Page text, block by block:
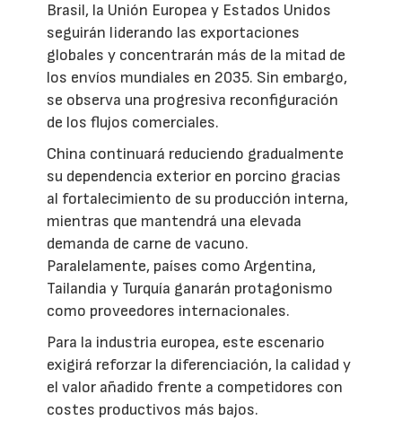
Brasil, la Unión Europea y Estados Unidos
seguirán liderando las exportaciones
globales y concentrarán más de la mitad de
los envíos mundiales en 2035. Sin embargo,
se observa una progresiva reconfiguración
de los flujos comerciales.
China continuará reduciendo gradualmente
su dependencia exterior en porcino gracias
al fortalecimiento de su producción interna,
mientras que mantendrá una elevada
demanda de carne de vacuno.
Paralelamente, países como Argentina,
Tailandia y Turquía ganarán protagonismo
como proveedores internacionales.
Para la industria europea, este escenario
exigirá reforzar la diferenciación, la calidad y
el valor añadido frente a competidores con
costes productivos más bajos.